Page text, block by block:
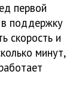
первой
поддержку
скорость и
минут,